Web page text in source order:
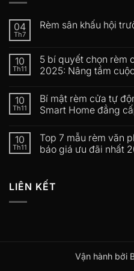
04
Th7
Rèm sân khấu hội
10
Th11
5 bí quyết chọn rèm
2025: Nâng tầm
10
Th11
Bí mật rèm cửa tự
Smart Home đẳng
10
Th11
Top 7 mẫu rèm văn
báo giá ưu đãi nhất
LIÊN KẾT
Vận hành bởi